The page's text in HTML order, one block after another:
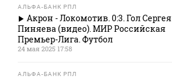
АЛЬФА-БАНК РПЛ
Акрон - Локомотив. 0:3. Гол Сергея
Пиняева (видео). МИР Российская
Премьер-Лига. Футбол
24 мая 2025 17:58
АЛЬФА-БАНК РПЛ